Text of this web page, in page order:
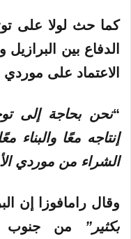
كما حث لولا على
الدفاع بين
البرازيل
الاعتماد على موردي
“نحن بحاجة إلى
إنتاجه معًا والبناء
الشراء من موردي
وقال رامافوزا إن
بكثير” من جنوب